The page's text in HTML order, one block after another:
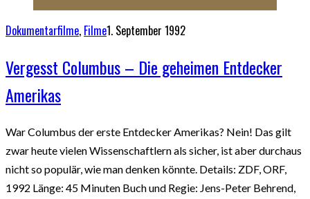
Dokumentarfilme, Filme1. September 1992
Vergesst Columbus – Die geheimen Entdecker
Amerikas
War Columbus der erste Entdecker Amerikas? Nein! Das gilt
zwar heute vielen Wissenschaftlern als sicher, ist aber durchaus
nicht so populär, wie man denken könnte. Details: ZDF, ORF,
1992 Länge: 45 Minuten Buch und Regie: Jens-Peter Behrend,